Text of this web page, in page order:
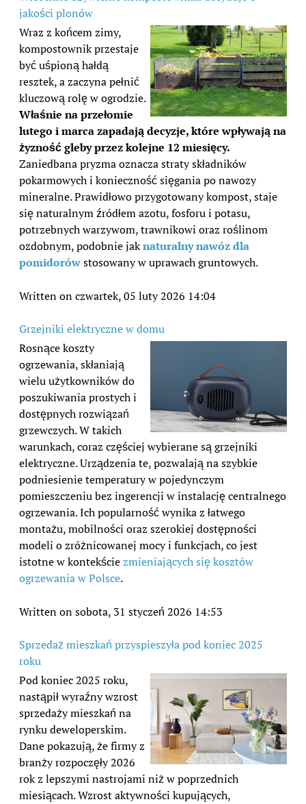
jakości plonów
Wraz z końcem zimy,
kompostownik przestaje
być uśpioną hałdą
resztek, a zaczyna pełnić
kluczową rolę w ogrodzie.
Właśnie na przełomie
lutego i marca zapadają decyzje, które wpływają na
żyzność gleby przez kolejne 12 miesięcy.
Zaniedbana pryzma oznacza straty składników
pokarmowych i konieczność sięgania po nawozy
mineralne. Prawidłowo przygotowany kompost, staje
się naturalnym źródłem azotu, fosforu i potasu,
potrzebnych warzywom, trawnikowi oraz roślinom
ozdobnym, podobnie jaknaturalny nawóz dla
pomidorówstosowany w uprawach gruntowych.
Written on czwartek, 05 luty 2026 14:04
Grzejniki elektryczne w domu
Rosnące koszty
ogrzewania, skłaniają
wielu użytkowników do
poszukiwania prostych i
dostępnych rozwiązań
grzewczych. W takich
warunkach, coraz częściej wybierane są grzejniki
elektryczne. Urządzenia te, pozwalają na szybkie
podniesienie temperatury w pojedynczym
pomieszczeniu bez ingerencji w instalację centralnego
ogrzewania. Ich popularność wynika z łatwego
montażu, mobilności oraz szerokiej dostępności
modeli o zróżnicowanej mocy i funkcjach, co jest
istotne w kontekściezmieniających się kosztów
ogrzewania w Polsce.
Written on sobota, 31 styczeń 2026 14:53
Sprzedaż mieszkań przyspieszyła pod koniec 2025
roku
Pod koniec 2025 roku,
nastąpił wyraźny wzrost
sprzedaży mieszkań na
rynku deweloperskim.
Dane pokazują, że firmy z
branży rozpoczęły 2026
rok z lepszymi nastrojami niż w poprzednich
miesiącach. Wzrost aktywności kupujących,